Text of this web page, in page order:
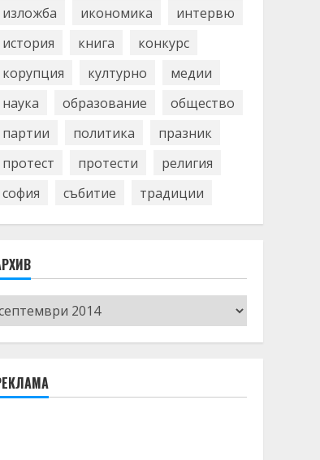
изложба
икономика
интервю
история
книга
конкурс
корупция
културно
медии
наука
образование
общество
партии
политика
празник
протест
протести
религия
софия
събитие традиции
Архив